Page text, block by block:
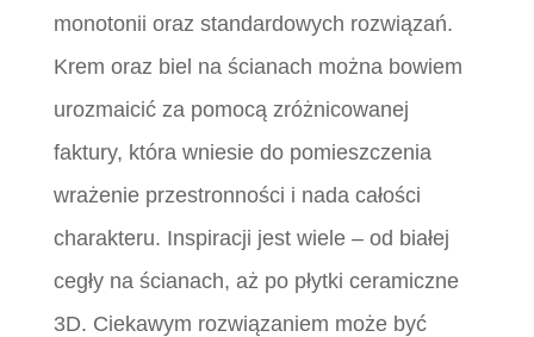
monotonii oraz standardowych rozwiązań.
Krem oraz biel na ścianach można bowiem
urozmaicić za pomocą zróżnicowanej
faktury, która wniesie do pomieszczenia
wrażenie przestronności i nada całości
charakteru. Inspiracji jest wiele – od białej
cegły na ścianach, aż po płytki ceramiczne
3D. Ciekawym rozwiązaniem może być